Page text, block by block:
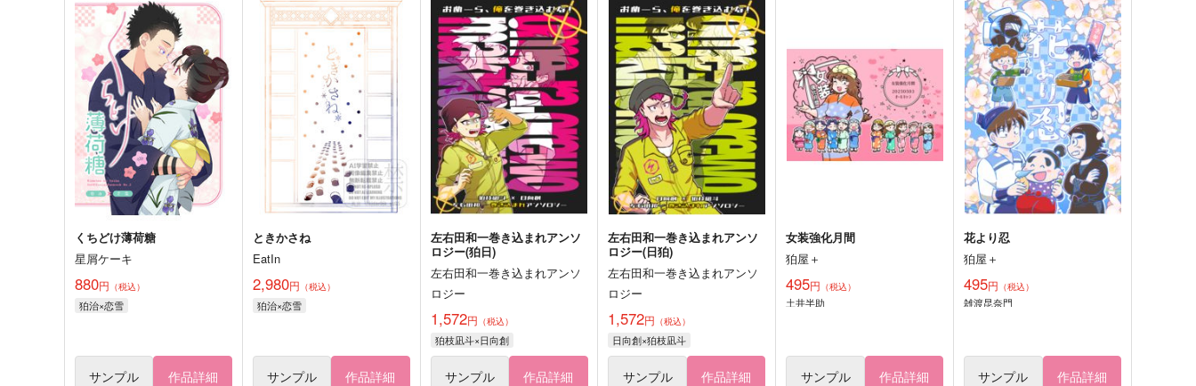
くちどけ薄荷糖
星屑ケーキ
880円 （税込）
狛治×恋雪
サンプル 作品詳細
ときかさね
EatIn
2,980円 （税込）
狛治×恋雪
サンプル 作品詳細
左右田和一巻き込まれアンソ
ロジー(狛日)
左右田和一巻き込まれアンソ
ロジー
1,572円 （税込）
狛枝凪斗×日向創
サンプル 作品詳細
左右田和一巻き込まれアンソ
ロジー(日狛)
左右田和一巻き込まれアンソ
ロジー
1,572円 （税込）
日向創×狛枝凪斗
サンプル 作品詳細
女装強化月間
狛屋＋
495円 （税込）
土井半助
サンプル 作品詳細
花より忍
狛屋＋
495円 （税込）
雑渡昆奈門
サンプル 作品詳細